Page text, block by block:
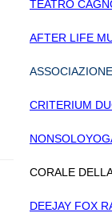
TEATRO
AFTER LIFE
CRITERIUM
CORALE
DEEJAY FOX